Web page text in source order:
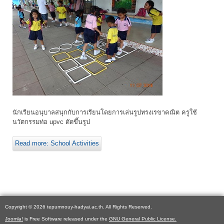
นักเรียนอนุบาลสนุกกับการเรียนโดยการเล่นรูปทรงเรขาคณิต ครูใช้
นวัตกรรมท่อ upvc ดัดขึ้นรูป
Read more: School Activities
Copyright © 2026 tepumnouy-hadyai.ac.th. All Rights Reserved.
Joomla! is Free Software released under the GNU General Public License.